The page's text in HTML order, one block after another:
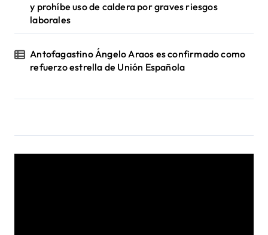
y prohíbe uso de caldera por graves riesgos
laborales
Antofagastino Ángelo Araos es confirmado como
refuerzo estrella de Unión Española